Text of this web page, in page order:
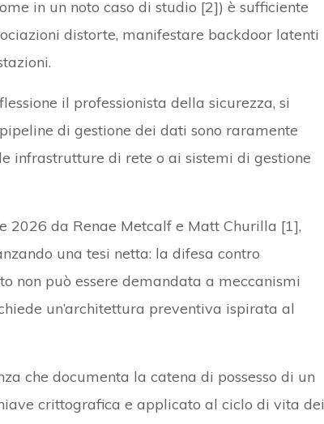
in un noto caso di studio [2]) è sufficiente
distorte, manifestare backdoor latenti
il professionista della sicurezza, si
di gestione dei dati sono raramente
infrastrutture di rete o ai sistemi di gestione
2026 da Renae Metcalf e Matt Churilla [1],
una tesi netta: la difesa contro
non può essere demandata a meccanismi
un’architettura preventiva ispirata al
che documenta la catena di possesso di un
crittografica e applicato al ciclo di vita dei